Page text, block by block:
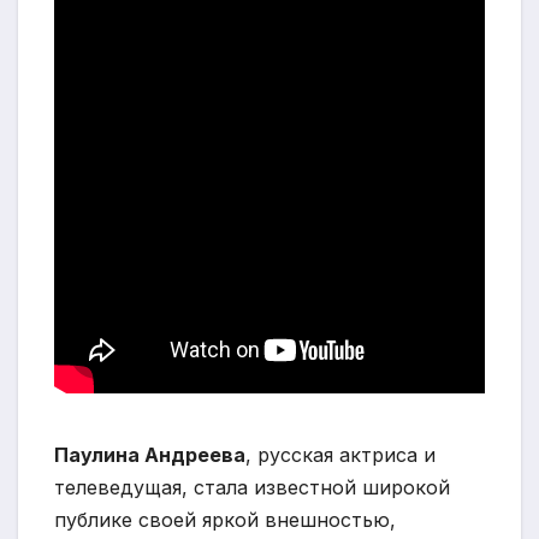
Паулина Андреева, русская актриса и
телеведущая, стала известной широкой
публике своей яркой внешностью,